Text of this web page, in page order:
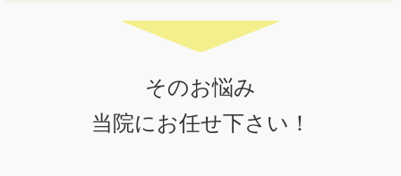
そのお悩み
当院にお任せ下さい！